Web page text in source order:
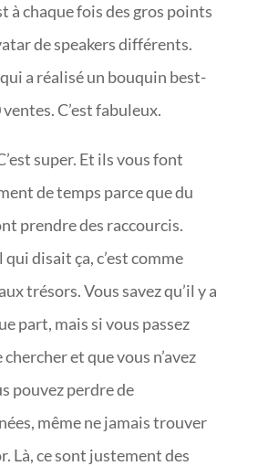
à chaque fois des gros points
de speakers différents.
a réalisé un bouquin best-
C’est fabuleux.
super. Et ils vous font
de temps parce que du
prendre des raccourcis.
qui disait ça, c’est comme
trésors. Vous savez qu’il y a
part, mais si vous passez
et que vous n’avez
pouvez perdre de
même ne jamais trouver
Là, ce sont justement des